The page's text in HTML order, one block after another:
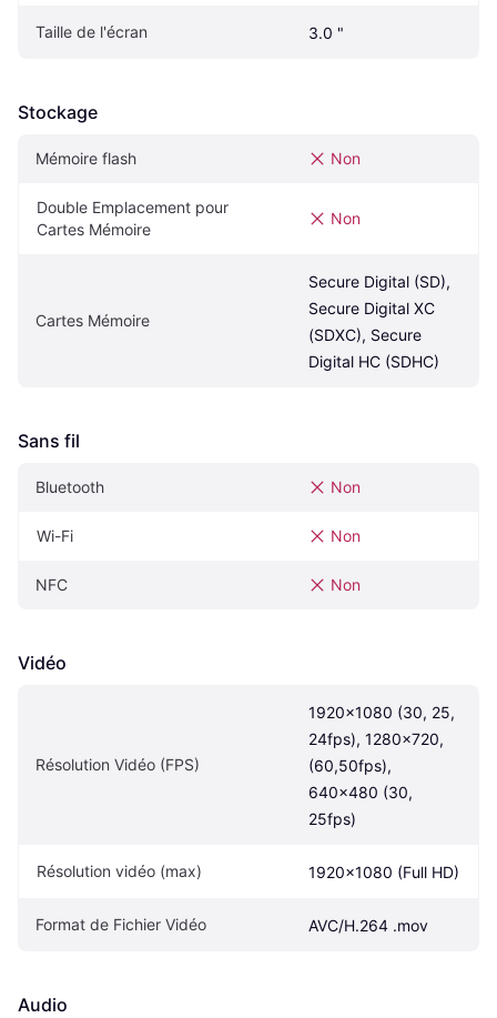
Taille de l'écran 3.0 "
Stockage
Mémoire flash Non
Double Emplacement pour
Cartes Mémoire
Non
Cartes Mémoire
Secure Digital (SD),
Secure Digital XC
(SDXC), Secure
Digital HC (SDHC)
Sans fil
Bluetooth Non
Wi-Fi Non
NFC Non
Vidéo
Résolution Vidéo (FPS)
1920x1080 (30, 25,
24fps), 1280x720,
(60,50fps),
640x480 (30,
25fps)
Résolution vidéo (max) 1920x1080 (Full HD)
Format de Fichier Vidéo AVC/H.264 .mov
Audio